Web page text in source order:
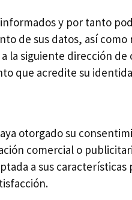
y por tanto
de sus datos, así
la siguiente dirección
que acredite su
otorgado su
comercial o
a sus